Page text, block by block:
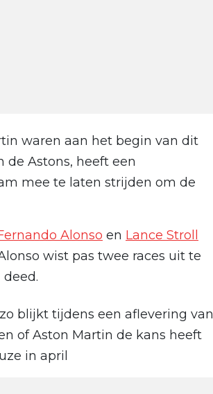
waren aan het begin van dit
de Astons, heeft een
mee te laten strijden om de
Alonso en Lance Stroll
wist pas twee races uit te
blijkt tijdens een aflevering van
of Aston Martin de kans heeft
in april